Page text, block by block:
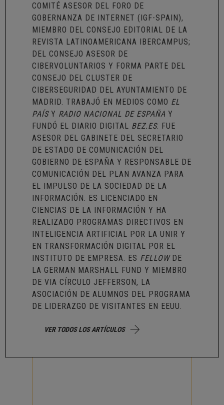
COMITÉ ASESOR DEL FORO DE
GOBERNANZA DE INTERNET (IGF-SPAIN),
MIEMBRO DEL CONSEJO EDITORIAL DE LA
REVISTA LATINOAMERICANA IBERCAMPUS;
DEL CONSEJO ASESOR DE
CIBERVOLUNTARIOS Y FORMA PARTE DEL
CONSEJO DELCLUSTER DE
CIBERSEGURIDAD DEL AYUNTAMIENTO DE
MADRID . TRABAJÓ EN MEDIOS COMO EL
PAÍSY RADIO NACIONAL DE ESPAÑA Y
FUNDÓ EL DIARIO DIGITAL BEZ.ES. FUE
ASESOR DEL GABINETE DEL SECRETARIO
DE ESTADO DE COMUNICACIÓN DEL
GOBIERNO DE ESPAÑA Y RESPONSABLE DE
COMUNICACIÓN DEL PLAN AVANZA PARA
EL IMPULSO DE LA SOCIEDAD DE LA
INFORMACIÓN. ES LICENCIADO EN
CIENCIAS DE LA INFORMACIÓN Y HA
REALIZADO PROGRAMAS DIRECTIVOS EN
INTELIGENCIA ARTIFICIAL POR LA UNIR Y
EN TRANSFORMACIÓN DIGITAL POR EL
INSTITUTO DE EMPRESA. ES FELLOWDE
LA GERMAN MARSHALL FUND Y MIEMBRO
DE VIA CÍRCULO JEFFERSON, LA
ASOCIACIÓN DE ALUMNOS DEL PROGRAMA
DE LIDERAZGO DE VISITANTES EN EEUU.
VER TODOS LOS ARTÍCULOS